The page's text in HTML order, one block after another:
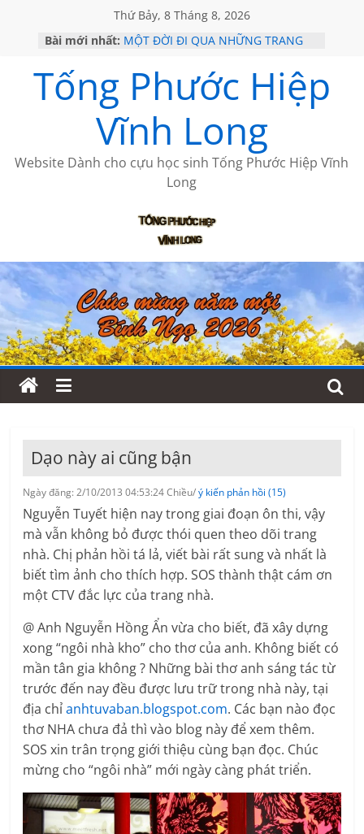
Thứ Bảy, 8 Tháng 8, 2026
Bài mới nhất: MỘT ĐỜI ĐI QUA NHỮNG TRANG
KHÔNG ĐỀ 19 CỦA THÁI LÃO
CHÙM THƠ CỦA BÍCH HÀ
GIÃ TỪ ĐÀ LẠT của ANTH ĐOÀN
Tống Phước Hiệp
Vĩnh Long
Website Dành cho cựu học sinh Tống Phước Hiệp Vĩnh
Long
Dạo này ai cũng bận
Ngày đăng: 2/10/2013 04:53:24 Chiều/ý kiến phản hồi (15)
Nguyễn Tuyết hiện nay trong giai đoạn ôn thi, vậy
mà vẫn không bỏ được thói quen theo dõi trang
nhà. Chị phản hồi tá lả, viết bài rất sung và nhất là
biết tìm ảnh cho thích hợp. SOS thành thật cám ơn
một CTV đắc lực của trang nhà.
@ Anh Nguyễn Hồng Ẩn vừa cho biết, đã xây dựng
xong “ngôi nhà kho” cho thơ của anh. Không biết có
mần tân gia không ? Những bài thơ anh sáng tác từ
trước đến nay đều được lưu trữ trong nhà này, tại
địa chỉanhtuvaban.blogspot.com. Các bạn nào đọc
thơ NHA chưa đả thì vào blog này để xem thêm.
SOS xin trân trọng giới thiệu cùng bạn đọc. Chúc
mừng cho “ngôi nhà” mới ngày càng phát triển.